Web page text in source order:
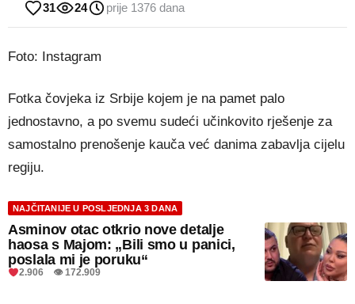
31 24 prije 1376 dana
Foto: Instagram
Fotka čovjeka iz Srbije kojem je na pamet palo
jednostavno, a po svemu sudeći učinkovito rješenje za
samostalno prenošenje kauča već danima zabavlja cijelu
regiju.
NAJČITANIJE U POSLJEDNJA 3 DANA
Asminov otac otkrio nove detalje
haosa s Majom: „Bili smo u panici,
poslala mi je poruku“
2.906 👁 172.909